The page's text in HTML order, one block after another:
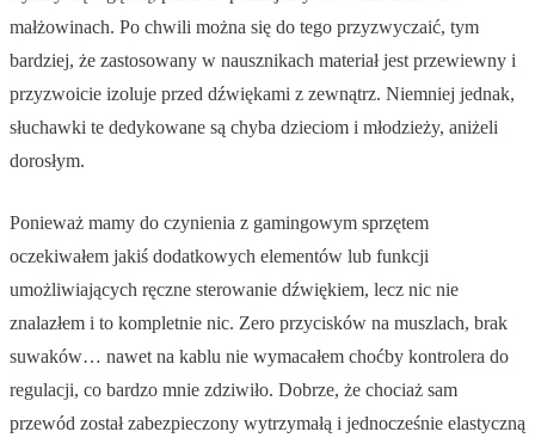
małżowinach. Po chwili można się do tego przyzwyczaić, tym
bardziej, że zastosowany w nausznikach materiał jest przewiewny i
przyzwoicie izoluje przed dźwiękami z zewnątrz. Niemniej jednak,
słuchawki te dedykowane są chyba dzieciom i młodzieży, aniżeli
dorosłym.
Ponieważ mamy do czynienia z gamingowym sprzętem
oczekiwałem jakiś dodatkowych elementów lub funkcji
umożliwiających ręczne sterowanie dźwiękiem, lecz nic nie
znalazłem i to kompletnie nic. Zero przycisków na muszlach, brak
suwaków… nawet na kablu nie wymacałem choćby kontrolera do
regulacji, co bardzo mnie zdziwiło. Dobrze, że chociaż sam
przewód został zabezpieczony wytrzymałą i jednocześnie elastyczną